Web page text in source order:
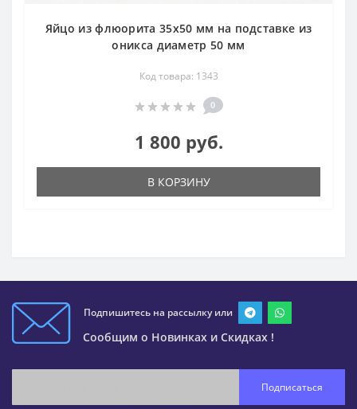
Яйцо из флюорита 35х50 мм на подставке из
оникса диаметр 50 мм
Код товара: 1343
0
1 800 руб.
В КОРЗИНУ
Подпишитесь на рассылку или
Сообщим о Новинках и Скидках !
Подписаться